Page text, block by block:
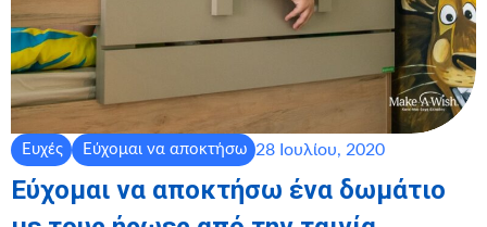
Ευχές Εύχομαι να αποκτήσω 28 Ιουλίου, 2020
Εύχομαι να αποκτήσω ένα δωμάτιο